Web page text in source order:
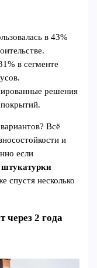
в 43%
в сегменте
решения
Всё
и
если
спустя несколько
через 2 года